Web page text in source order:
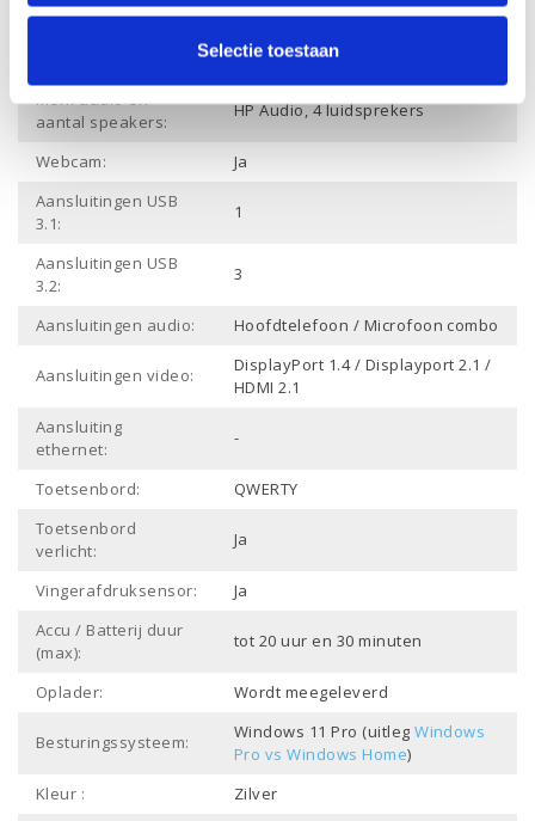
Selectie toestaan
Draadloze
Merk audio en
aantal speakers:
HP Audio, 4 luidsprekers
Webcam:
Ja
Aansluitingen USB
3.1:
1
Aansluitingen USB
3.2:
3
Aansluitingen audio: Hoofdtelefoon / Microfoon combo
Aansluitingen video:
DisplayPort 1.4 / Displayport 2.1 /
HDMI 2.1
Aansluiting
ethernet:
-
Toetsenbord:
QWERTY
Toetsenbord
verlicht:
Ja
Vingerafdruksensor:
Ja
Accu / Batterij duur
(max):
tot 20 uur en 30 minuten
Oplader: Wordt meegeleverd
Besturingssysteem: Windows 11 Pro (uitlegWindows
Pro vs Windows Home)
Kleur :
Zilver